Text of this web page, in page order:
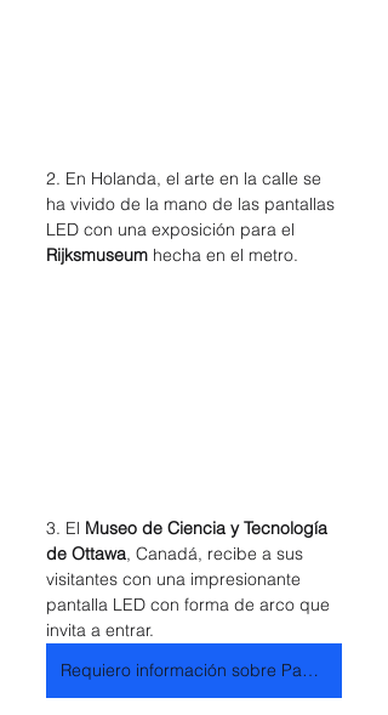
2. En Holanda, el arte en la calle se
ha vivido de la mano de las pantallas
LED con una exposición para el
Rijksmuseum hecha en el metro.
3. El Museo de Ciencia y Tecnología
de Ottawa, Canadá, recibe a sus
visitantes con una impresionante
pantalla LED con forma de arco que
invita a entrar.
Requiero información sobre Pantallas LED